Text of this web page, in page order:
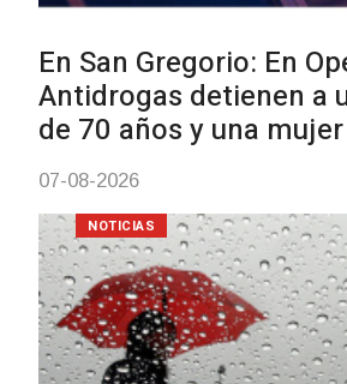
con dos cursos de
03-08-2026